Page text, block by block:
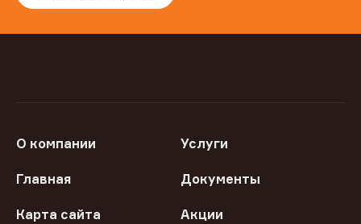
О компании Услуги
Главная Документы
Карта сайта Акции